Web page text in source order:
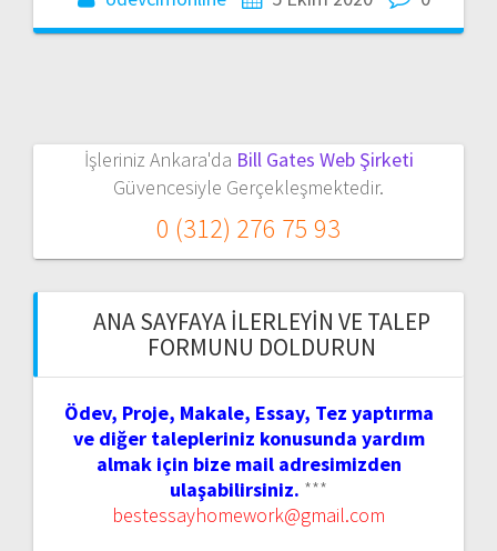
İşleriniz Ankara'da Bill Gates Web Şirketi
Güvencesiyle Gerçekleşmektedir.
0 (312) 276 75 93
ANA SAYFAYA İLERLEYIN VE TALEP
FORMUNU DOLDURUN
Ödev, Proje, Makale, Essay, Tez yaptırma
ve diğer talepleriniz konusunda yardım
almak için bize mail adresimizden
ulaşabilirsiniz. ***
bestessayhomework@gmail.com